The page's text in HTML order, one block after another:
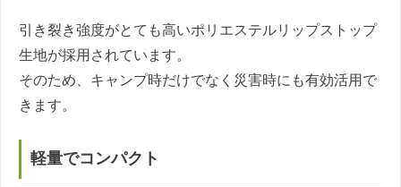
引き裂き強度がとても高いポリエステルリップストップ
生地が採用されています。
そのため、キャンプ時だけでなく災害時にも有効活用で
きます。
軽量でコンパクト